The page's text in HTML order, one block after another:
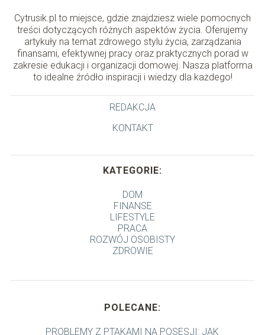
Cytrusik.pl to miejsce, gdzie znajdziesz wiele pomocnych
treści dotyczących różnych aspektów życia. Oferujemy
artykuły na temat zdrowego stylu życia, zarządzania
finansami, efektywnej pracy oraz praktycznych porad w
zakresie edukacji i organizacji domowej. Nasza platforma
to idealne źródło inspiracji i wiedzy dla każdego!
REDAKCJA
KONTAKT
KATEGORIE:
DOM
FINANSE
LIFESTYLE
PRACA
ROZWÓJ OSOBISTY
ZDROWIE
POLECANE:
PROBLEMY Z PTAKAMI NA POSESJI: JAK